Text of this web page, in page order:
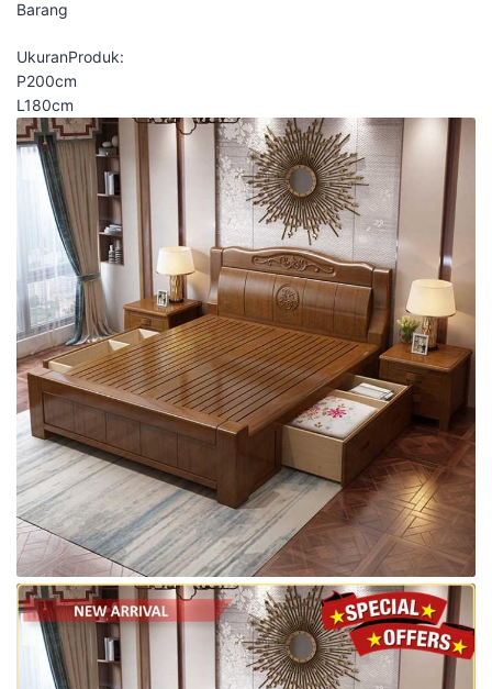
Barang
UkuranProduk:
P200cm
L180cm